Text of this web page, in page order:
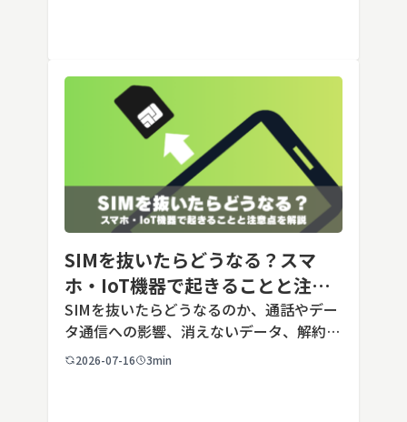
SIMを抜いたらどうなる？スマ
ホ・IoT機器で起きることと注意
点を解説
SIMを抜いたらどうなるのか、通話やデー
タ通信への影響、消えないデータ、解約や
端末譲渡時の注意点を整理。さらに法人・
2026-07-16 3min